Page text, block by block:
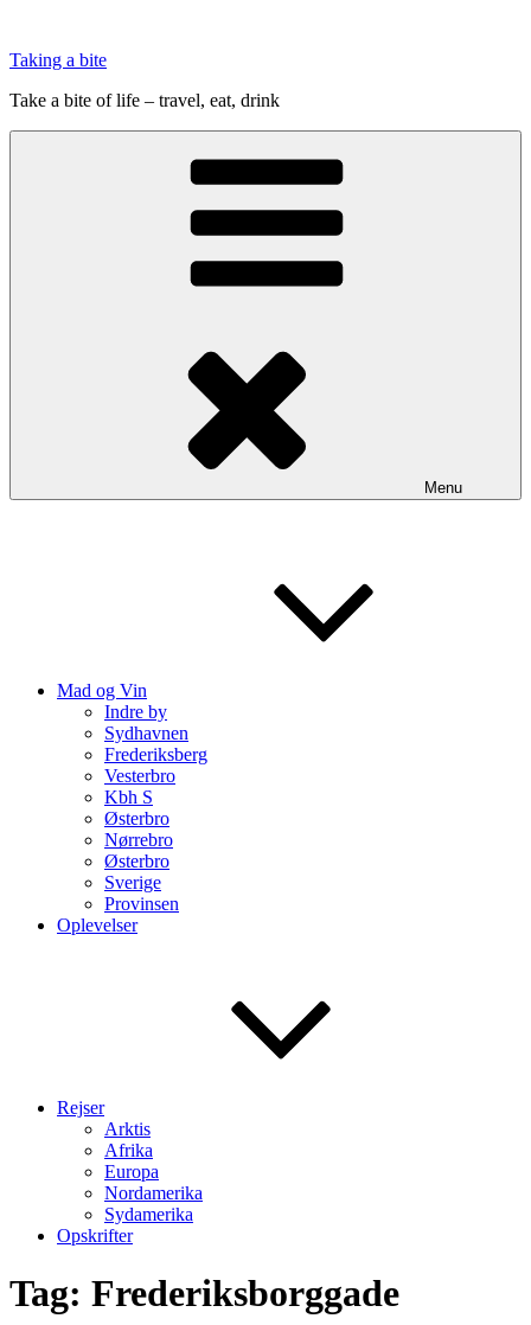
indhold
Taking a bite
Take a bite of life – travel, eat, drink
Menu
Mad og Vin
Indre by
Sydhavnen
Frederiksberg
Vesterbro
Kbh S
Østerbro
Nørrebro
Østerbro
Sverige
Provinsen
Oplevelser
Rejser
Arktis
Afrika
Europa
Nordamerika
Sydamerika
Opskrifter
Tag: Frederiksborggade